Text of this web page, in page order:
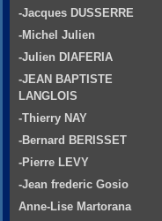
-Jacques DUSSERRE
-Michel Julien
-Julien DIAFERIA
-JEAN BAPTISTE
LANGLOIS
-Thierry NAY
-Bernard BERISSET
-Pierre LEVY
-Jean frederic Gosio
Anne-Lise Martorana